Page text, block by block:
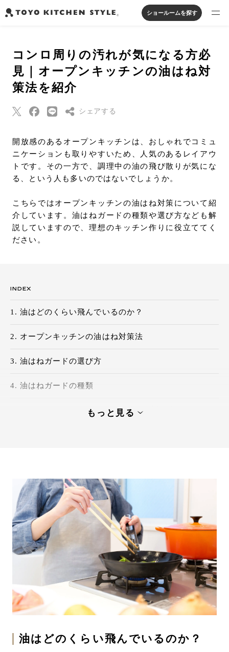
オープンキッチン
アイランドキッチン
ペニンシュラキッチン
壁付けキッチン
対面キッチン
セパレートキッチン
システムキッチン
家具・照明・タイル
バス・洗面
実例から探す
オンラインストア
カタログを見る
よくあるご質問
お問い合わせ
ショールームを探す
コンロ周りの汚れが気になる方必
見｜オープンキッチンの油はね対
策法を紹介
シェアする
Threads
Pinterest
はてなブックマー
ク
Eメールで送信
URLをコピー
開放感のあるオープンキッチンは、おしゃれでコミュ
ニケーションも取りやすいため、人気のあるレイアウ
トです。その一方で、調理中の油の飛び散りが気にな
る、という人も多いのではないでしょうか。
こちらではオープンキッチンの油はね対策について紹
介しています。油はねガードの種類や選び方なども解
説していますので、理想のキッチン作りに役立ててく
ださい。
INDEX
油はどのくらい飛んでいるのか？
オープンキッチンの油はね対策法
油はねガードの選び方
油はねガードの種類
トーヨーキッチンスタイルの油はね対策事例
もっと見る
油はどのくらい飛んでいるのか？